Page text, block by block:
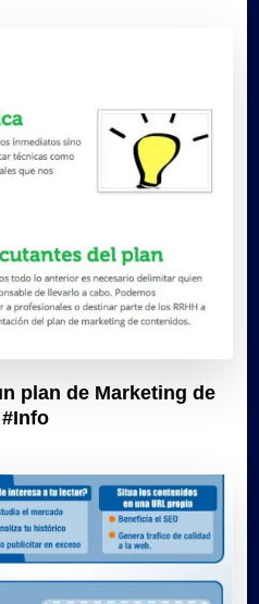
plan de Marketing de